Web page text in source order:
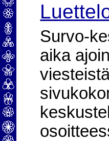
Survo-
aika ajoin